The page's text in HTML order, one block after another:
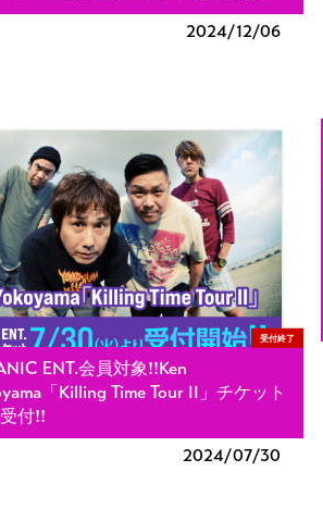
2024/12/06
受付終了
ENT.会員対象!!Ken
「Killing Time Tour II」チケット
付!!
2024/07/30